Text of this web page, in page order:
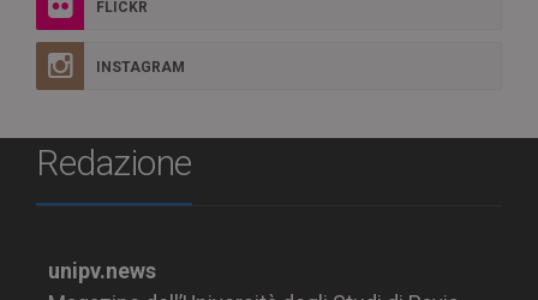
FLICKR
INSTAGRAM
Redazione
unipv.news